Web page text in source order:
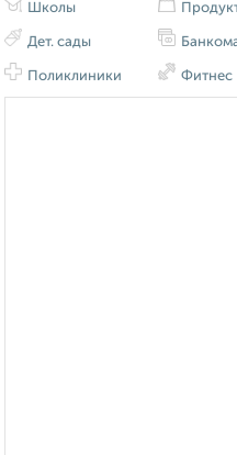
Школы
Дет. сады
Поликлиники Фитнес